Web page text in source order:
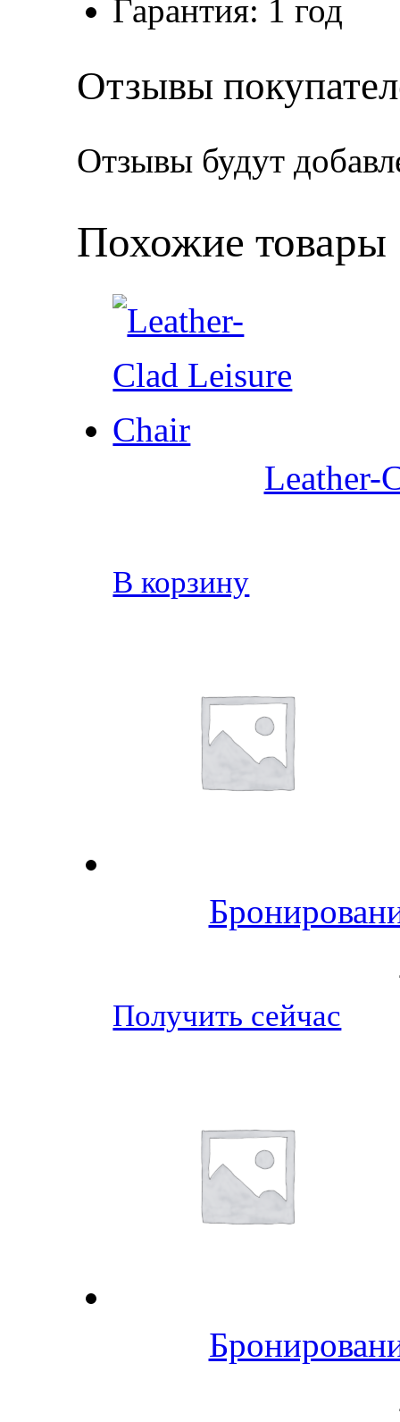
Гарантия: 1 год
Отзывы
Отзывы будут
Похожие товары
Leather-
В корзину
Получить сейчас